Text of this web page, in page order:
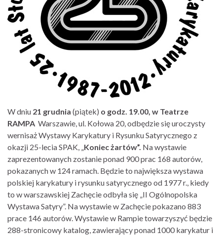
W dniu 21 grudnia (piątek) o godz. 19.00, w Teatrze
RAMPA Warszawie, ul. Kołowa 20, odbędzie się uroczysty
wernisaż Wystawy Karykatury i Rysunku Satyrycznego z
okazji 25-lecia SPAK, „ Koniec żartów”. Na wystawie
zaprezentowanych zostanie ponad 900 prac 168 autorów,
pokazanych w 124 ramach. Będzie to największa wystawa
polskiej karykatury i rysunku satyrycznego od 1977 r., kiedy
to w warszawskiej Zachęcie odbyła się „II Ogólnopolska
Wystawa Satyry”. Na wystawie w Zachęcie pokazano 883
prace 146 autorów. Wystawie w Rampie towarzyszyć będzie
288-stronicowy katalog, zawierający ponad 1000 karykatur i